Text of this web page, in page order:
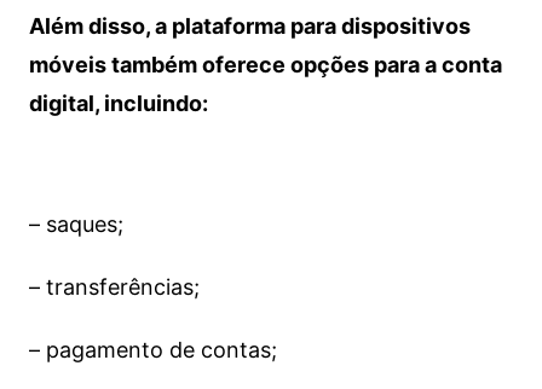
Além disso, a plataforma para dispositivos
móveis também oferece opções para a conta
digital, incluindo:
– saques;
– transferências;
– pagamento de contas;